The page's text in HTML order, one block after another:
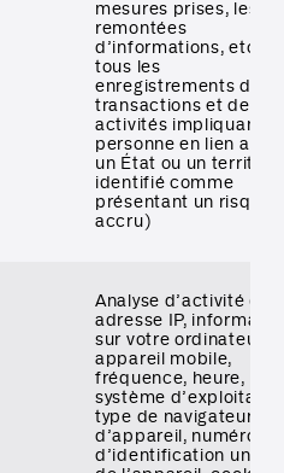
mesures prises, les
remontées
d’informations, etc. ;
tous les
enregistrements des
transactions et des
activités impliquant
personne en lien avec
un État ou un
identifié comme
présentant un risque
accru)
Analyse d’activité
adresse IP,
sur votre ordinateur
appareil mobile,
fréquence, heure,
système
type de navigateur,
d’appareil, numéro
d’identification